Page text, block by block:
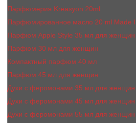
Парфюмерия Kreasyon 20ml
Парфюмированное масло 20 ml Made
Парфюм Apple Style 35 мл для женщин
Парфюм 30 мл для женщин
Компактный парфюм 40 мл
Парфюм 45 мл для женщин
Духи с феромонами 35 мл для женщин
Духи с феромонами 45 мл для женщин
Духи с феромонами 55 мл для женщин